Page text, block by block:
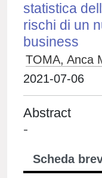
statistica
rischi di un
business
TOMA, Anca
2021-07-06
Abstract
-
Scheda